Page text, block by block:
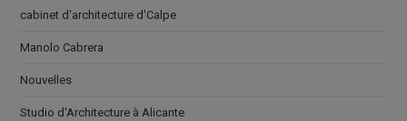
cabinet d'architecture d'Calpe
Manolo Cabrera
Nouvelles
Studio d'Architecture à Alicante